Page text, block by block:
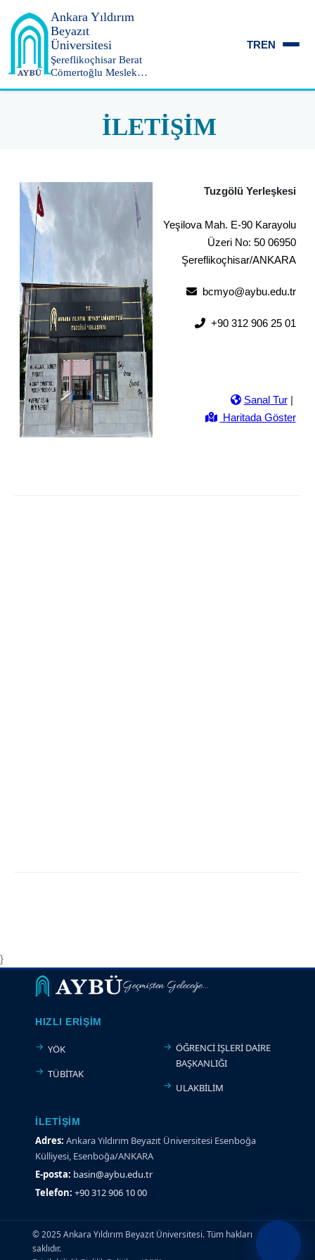
Ankara Yıldırım
Beyazıt
Üniversitesi
Şereflikoçhisar Berat
Cömertoğlu Meslek
TREN
İLETİŞİM
Tuzgölü Yerleşkesi
Yeşilova Mah. E-90 Karayolu
Üzeri No: 50 06950
Şereflikoçhisar/ANKARA
bcmyo@aybu.edu.tr
+90 312 906 25 01
Sanal Tur|
Haritada Göster
}
Geçmişten Geleceğe...
HIZLI ERIŞIM
YÖK
TÜBİTAK
ÖĞRENCİ İŞLERİ DAİRE
BAŞKANLIĞI
ULAKBİLİM
İLETIŞIM
Adres: Ankara Yıldırım Beyazıt Üniversitesi Esenboğa
Külliyesi, Esenboğa/ANKARA
E-posta: basin@aybu.edu.tr
Telefon: +90 312 906 10 00
© 2025 Ankara Yıldırım Beyazıt Üniversitesi. Tüm hakları
saklıdır.